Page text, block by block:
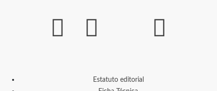
Estatuto editorial